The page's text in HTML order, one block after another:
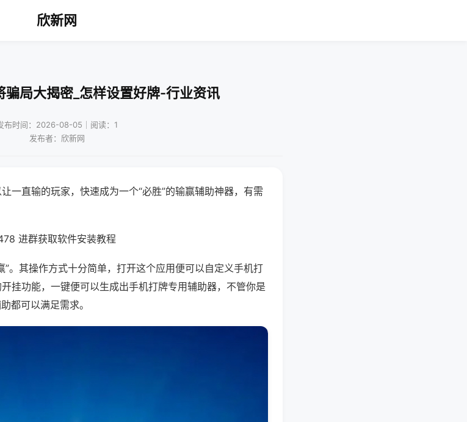
欣新网
骗局大揭密_怎样设置好牌-行业资讯
布时间：2026-08-05｜阅读：1
发布者：欣新网
一直输的玩家，快速成为一个“必胜”的输赢辅助神器，有需
进群获取软件安装教程
”。其操作方式十分简单，打开这个应用便可以自定义手机打
挂功能，一键便可以生成出手机打牌专用辅助器，不管你是
都可以满足需求。